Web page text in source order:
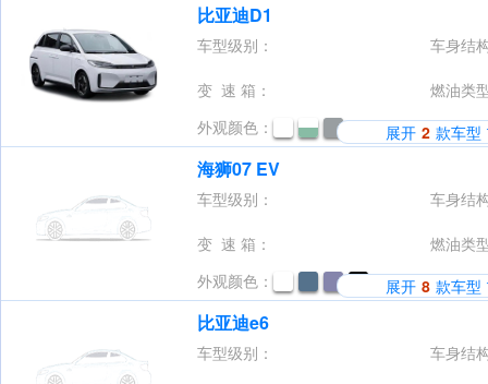
比亚迪D1
车型级别： 车身结
变 速 箱：
燃油类
外观颜色：
展开 2 款车型
海狮07 EV
车型级别： 车身结
变 速 箱：
燃油类
外观颜色：
展开 8 款车型
比亚迪e6
车型级别： 车身结